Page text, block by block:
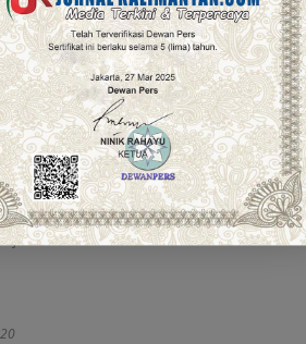
– Memperingati hari Sumpah
28 Oktober, Dinas Perpustakaan…
2020
Wali Kota Banjarmasin, Ini
– Debat terbuka para calon Wali
tahun…